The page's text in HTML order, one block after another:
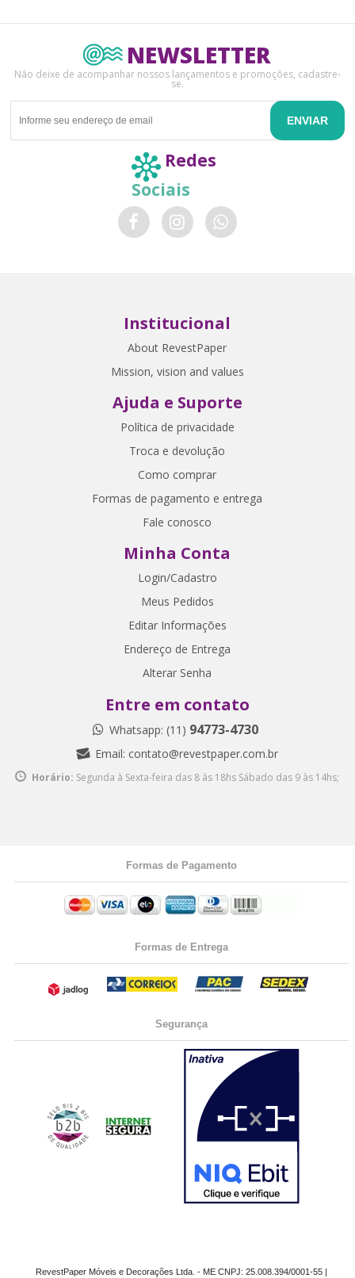
NEWSLETTER
Não deixe de acompanhar nossos lançamentos e promoções, cadastre-
se.
ENVIAR
Redes
Sociais
Institucional
About RevestPaper
Mission, vision and values
Ajuda e Suporte
Política de privacidade
Troca e devolução
Como comprar
Formas de pagamento e entrega
Fale conosco
Minha Conta
Login/Cadastro
Meus Pedidos
Editar Informações
Endereço de Entrega
Alterar Senha
Entre em contato
Whatsapp: (11) 94773-4730
Email: contato@revestpaper.com.br
Horário: Segunda à Sexta-feira das 8 às 18hs Sábado das 9 às 14hs;
Formas de Pagamento
Formas de Entrega
Segurança
RevestPaper Móveis e Decorações Ltda. - ME CNPJ: 25.008.394/0001-55 |